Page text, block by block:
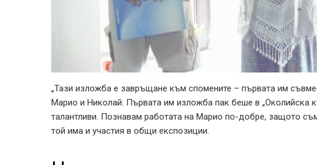
„Тази изложба е завръщане към спомените – първата им
Марио и Николай. Първата им изложба пак беше в „Околийска
талантливи. Познавам работата на Марио по-добре, защото
той има и участия в общи експозиции.